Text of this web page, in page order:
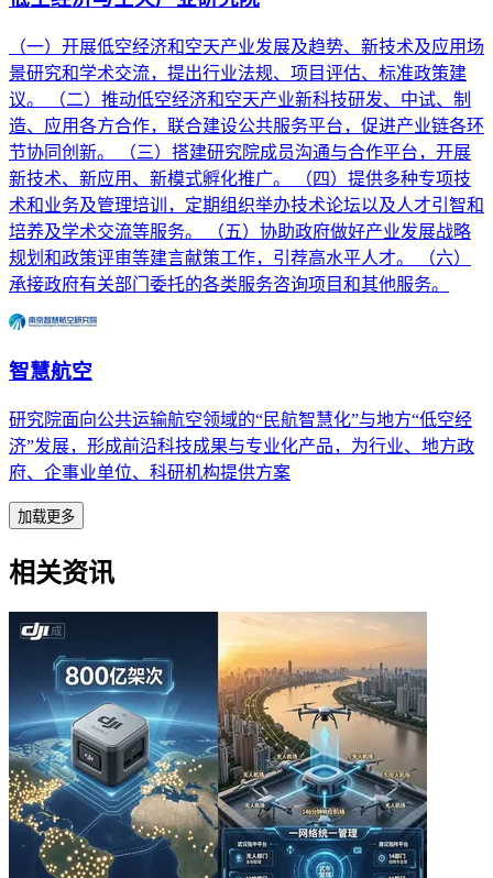
（一）开展低空经济和空天产业发展及趋势、新技术及应用场
景研究和学术交流，提出行业法规、项目评估、标准政策建
议。 （二）推动低空经济和空天产业新科技研发、中试、制
造、应用各方合作，联合建设公共服务平台，促进产业链各环
节协同创新。 （三）搭建研究院成员沟通与合作平台，开展
新技术、新应用、新模式孵化推广。 （四）提供多种专项技
术和业务及管理培训，定期组织举办技术论坛以及人才引智和
培养及学术交流等服务。 （五）协助政府做好产业发展战略
规划和政策评审等建言献策工作，引荐高水平人才。 （六）
承接政府有关部门委托的各类服务咨询项目和其他服务。
智慧航空
研究院面向公共运输航空领域的“民航智慧化”与地方“低空经
济”发展，形成前沿科技成果与专业化产品，为行业、地方政
府、企事业单位、科研机构提供方案
加载更多
相关资讯